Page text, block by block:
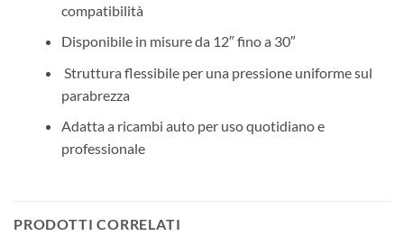
compatibilità
Disponibile in misure da 12″ fino a 30″
️ Struttura flessibile per una pressione uniforme sul
parabrezza
Adatta a ricambi auto per uso quotidiano e
professionale
PRODOTTI CORRELATI